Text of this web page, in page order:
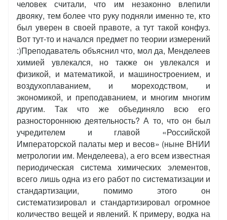
человек считали, что им незаконно влепили
двояку, тем более что руку подняли именно те, кто
был уверен в своей правоте, а тут такой конфуз.
Вот тут-то и начался предмет по теории измерений
:)Преподаватель объяснил что, мол да, Менделеев
химией увлекался, но также он увлекался и
физикой, и математикой, и машиностроением, и
воздухоплаванием, и мореходством, и
экономикой, и преподаванием, и многим многим
другим. Так что же объединяло всю его
разностороннюю деятельность? А то, что он был
учредителем и главой «Российской
Императорской палаты мер и весов» (ныне ВНИИ
метрологии им. Менделеева), а его всем известная
периодическая система химических элементов,
всего лишь одна из его работ по систематизации и
стандартизации, помимо этого он
систематизировал и стандартизировал огромное
количество вещей и явлений. К примеру, водка на